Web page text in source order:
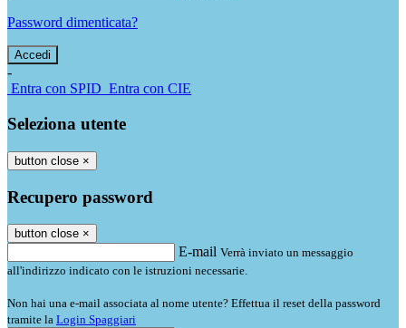
Password dimenticata?
-
Entra con SPID Entra con CIE
Seleziona utente
button close ×
Recupero password
button close ×
E-mail Verrà inviato un messaggio
all'indirizzo indicato con le istruzioni necessarie.
Non hai una e-mail associata al nome utente? Effettua il reset della password
tramite la Login Spaggiari